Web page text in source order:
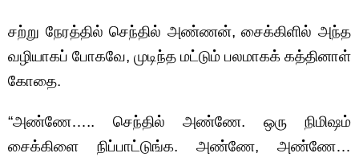
சற்று நேரத்தில் செந்தில் அண்ணன், சைக்கிளில் அந்த
வழியாகப் போகவே, முடிந்த மட்டும் பலமாகக் கத்தினாள்
கோதை.
“அண்ணே….. செந்தில் அண்ணே. ஒரு நிமிஷம்
சைக்கிளை நிப்பாட்டுங்க. அண்ணே, அண்ணே…